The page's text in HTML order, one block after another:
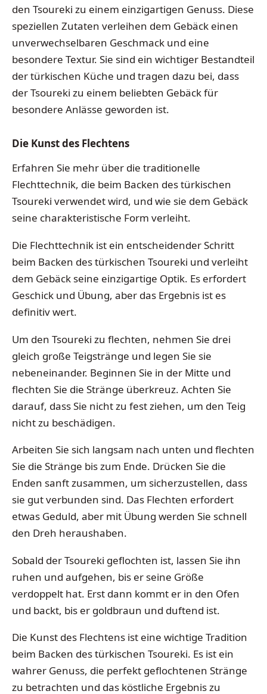
den Tsoureki zu einem einzigartigen Genuss. Diese
speziellen Zutaten verleihen dem Gebäck einen
unverwechselbaren Geschmack und eine
besondere Textur. Sie sind ein wichtiger Bestandteil
der türkischen Küche und tragen dazu bei, dass
der Tsoureki zu einem beliebten Gebäck für
besondere Anlässe geworden ist.
Die Kunst des Flechtens
Erfahren Sie mehr über die traditionelle
Flechttechnik, die beim Backen des türkischen
Tsoureki verwendet wird, und wie sie dem Gebäck
seine charakteristische Form verleiht.
Die Flechttechnik ist ein entscheidender Schritt
beim Backen des türkischen Tsoureki und verleiht
dem Gebäck seine einzigartige Optik. Es erfordert
Geschick und Übung, aber das Ergebnis ist es
definitiv wert.
Um den Tsoureki zu flechten, nehmen Sie drei
gleich große Teigstränge und legen Sie sie
nebeneinander. Beginnen Sie in der Mitte und
flechten Sie die Stränge überkreuz. Achten Sie
darauf, dass Sie nicht zu fest ziehen, um den Teig
nicht zu beschädigen.
Arbeiten Sie sich langsam nach unten und flechten
Sie die Stränge bis zum Ende. Drücken Sie die
Enden sanft zusammen, um sicherzustellen, dass
sie gut verbunden sind. Das Flechten erfordert
etwas Geduld, aber mit Übung werden Sie schnell
den Dreh heraushaben.
Sobald der Tsoureki geflochten ist, lassen Sie ihn
ruhen und aufgehen, bis er seine Größe
verdoppelt hat. Erst dann kommt er in den Ofen
und backt, bis er goldbraun und duftend ist.
Die Kunst des Flechtens ist eine wichtige Tradition
beim Backen des türkischen Tsoureki. Es ist ein
wahrer Genuss, die perfekt geflochtenen Stränge
zu betrachten und das köstliche Ergebnis zu